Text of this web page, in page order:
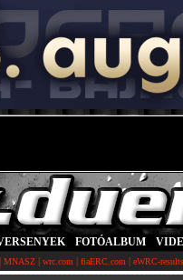
FOTÓALBUM
| MNASZ | wrc.com | fiaERC.com | eWRC-